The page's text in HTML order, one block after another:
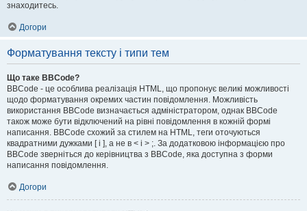
знаходитесь.
Догори
Форматування тексту і типи тем
Що таке BBCode?
BBCode - це особлива реалізація HTML, що пропонує великі можливості
щодо форматування окремих частин повідомлення. Можливість
використання BBCode визначається адміністратором, однак BBCode
також може бути відключений на рівні повідомлення в кожній формі
написання. BBCode схожий за стилем на HTML, теги оточуються
квадратними дужками [ і ], а не в < і > ;. За додатковою інформацією про
BBCode зверніться до керівництва з BBCode, яка доступна з форми
написання повідомлення.
Догори